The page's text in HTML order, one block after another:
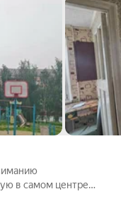
в самом центре